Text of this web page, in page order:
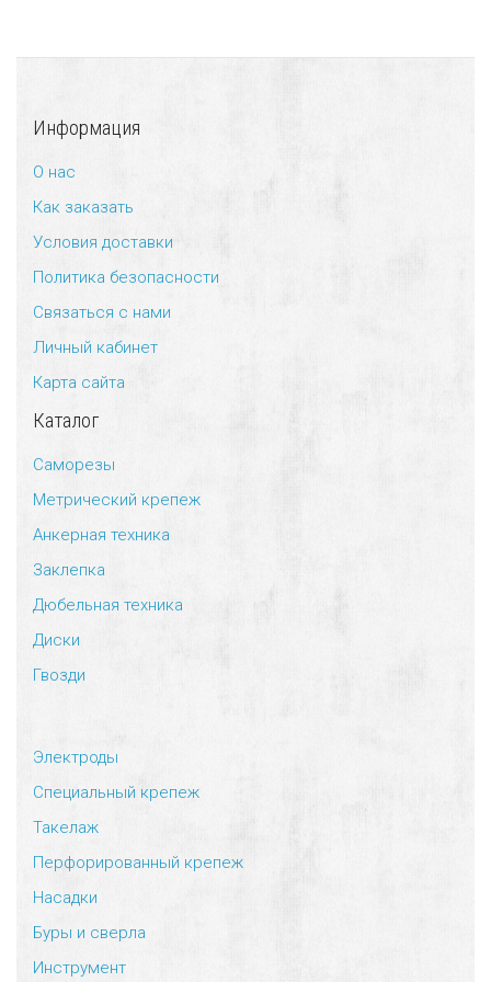
Информация
О нас
Как заказать
Условия доставки
Политика безопасности
Связаться с нами
Личный кабинет
Карта сайта
Каталог
Саморезы
Метрический крепеж
Анкерная техника
Заклепка
Дюбельная техника
Диски
Гвозди
Электроды
Специальный крепеж
Такелаж
Перфорированный крепеж
Насадки
Буры и сверла
Инструмент